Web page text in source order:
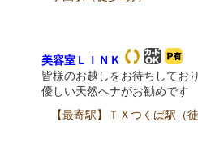
美容室ＬＩＮＫ
皆様のお越しをお待ちしてお
優しい天然へナがお勧めです
【最寄駅】ＴＸつくば駅（